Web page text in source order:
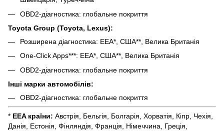
OBD2-діагностика: глобальне покриття
Toyota Group (Toyota, Lexus):
Розширена діагностика: EEA*, США**, Велика Британія
One-Click Apps***: EEA*, США**, Велика Британія
OBD2-діагностика: глобальне покриття
Інші марки автомобілів:
OBD2-діагностика: глобальне покриття
* EEA країни: Австрія, Бельгія, Болгарія, Хорватія, Кіпр, Чехія,
Данія, Естонія, Фінляндія, Франція, Німеччина, Греція,